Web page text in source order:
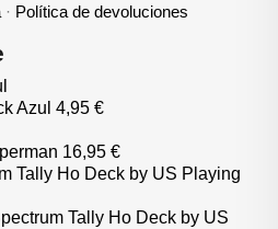
· Política de devoluciones
Azul 4,95 €
16,95 €
Tally Ho Deck by US